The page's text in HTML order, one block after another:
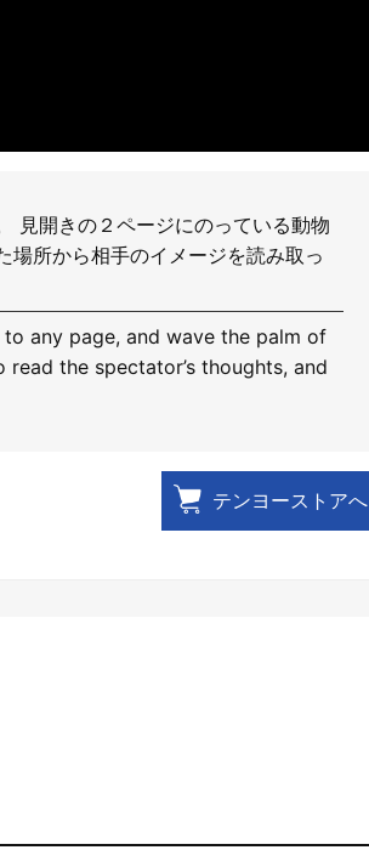
見開きの２ページにのっている動物
場所から相手のイメージを読み取っ
any page, and wave the palm of
the spectator’s thoughts, and
テンヨーストアへ